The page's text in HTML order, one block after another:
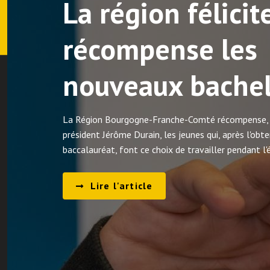
région félicite et
les
bacheliers
Bourgogne-Franche-Comté récompense, à l'initiative de
Jérôme Durain, les jeunes qui, après l'obtention de leur
font ce choix de travailler pendant l'été.
Lire l'article